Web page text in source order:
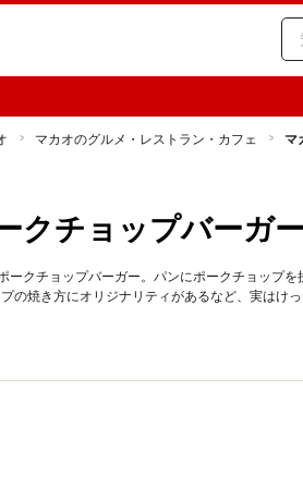
マカオのグルメ・レストラン・カフェ マ
クチョップバーガー
クチョップバーガー。パンにポークチョップを
の焼き方にオリジナリティがあるなど、実はけっ